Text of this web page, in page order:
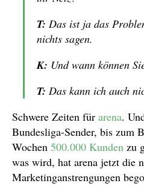
T: Das ist ja das
nichts sagen.
K: Und wann können
T: Das kann ich auch
Schwere Zeiten für arena.
Bundesliga-Sender, bis zum
Wochen 500.000 Kunden zu
was wird, hat arena jetzt die
Marketinganstrengungen